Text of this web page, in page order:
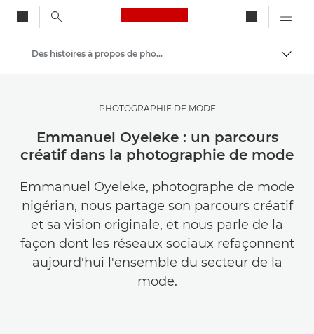
Canon Logo, back to
Trouvez l'inspiration | Conseils de photographie et d'impression et guides de l'acheteur
Des histoires à propos de photographie et de créativité
PHOTOGRAPHIE DE MODE
Emmanuel Oyeleke : un parcours
créatif dans la photographie de mode
Emmanuel Oyeleke, photographe de mode
nigérian, nous partage son parcours créatif
et sa vision originale, et nous parle de la
façon dont les réseaux sociaux refaçonnent
aujourd'hui l'ensemble du secteur de la
mode.